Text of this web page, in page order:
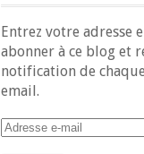
Entrez votre adresse
abonner à ce blog et
notification de
email.
Adresse